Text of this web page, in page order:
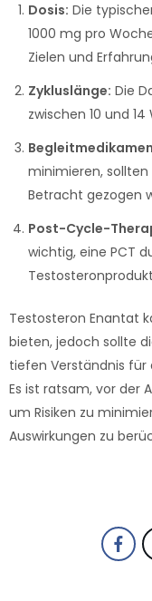
Dosis: Die
1000 mg pro
Zielen und
Zykluslänge: Die
zwischen 10 und 14
minimieren,
Betracht gezogen
Post-Cycle-
wichtig, eine PCT
Testosteron Enantat
bieten, jedoch sollte
tiefen Verständnis für
Es ist ratsam, vor der
um Risiken zu
Auswirkungen zu